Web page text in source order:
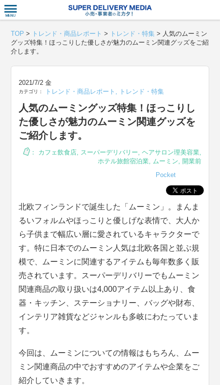
TOP > トレンド・商品レポート > トレンド・特集 > 人気のムーミン
グッズ特集！ほっこりした優しさが魅力のムーミン関連グッズをご紹
介します。
2021/7/2 金
カテゴリ： トレンド・商品レポート , トレンド・特集
人気のムーミングッズ特集！ほっこりし
た優しさが魅力のムーミン関連グッズを
ご紹介します。
： カフェ飲食店, スーパーデリバリー, ヘアサロン理美容業,
ホテル旅館宿泊業, ムーミン, 開業前
Pocket
北欧フィンランドで誕生した「ムーミン」。まんま
るいフォルムやほっこりと優しげな表情で、大人か
ら子供まで幅広い層に愛されているキャラクターで
す。特に日本でのムーミン人気は北欧各国と並ぶ規
模で、ムーミンに関連するアイテムも毎年数多く販
売されています。スーパーデリバリーでもムーミン
関連商品の取り扱いは4,000アイテム以上あり、食
器・キッチン、ステーショナリー、バッグや財布、
インテリア雑貨などジャンルも多岐にわたっていま
す。
今回は、ムーミンについての情報はもちろん、ムー
ミン関連商品の中でおすすめのアイテムや企業をご
紹介していきます。